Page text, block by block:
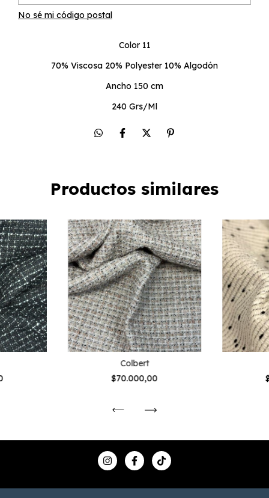
No sé mi código postal
Color 11
70% Viscosa 20% Polyester 10% Algodón
Ancho 150 cm
240 Grs/Ml
Productos similares
Colbert
$70.000,00